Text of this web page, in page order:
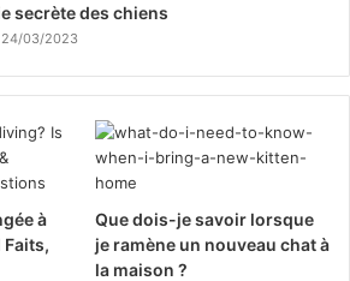
secrète des chiens
24/03/2023
à
Que dois-je savoir lorsque
je ramène un nouveau chat à
la maison ?